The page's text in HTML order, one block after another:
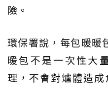
險。
環保署說，每包暖暖
暖包不是一次性大
理，不會對爐體造